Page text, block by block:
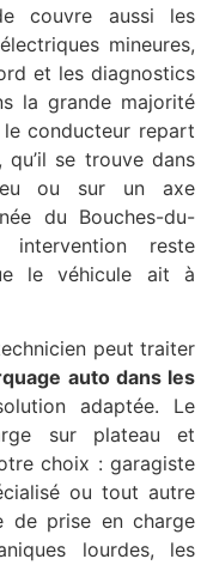
couvre aussi les
mineures,
et les diagnostics
la grande majorité
conducteur repart
qu’il se trouve dans
ou sur un axe
du Bouches-du-
reste
le véhicule ait à
peut traiter
auto dans les
adaptée. Le
sur plateau et
choix : garagiste
ou tout autre
de prise en charge
lourdes, les